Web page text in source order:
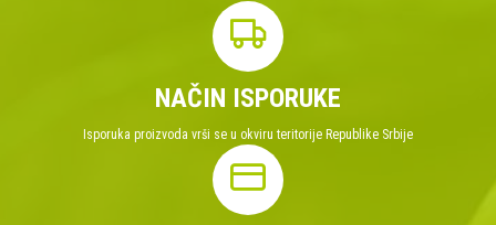
NAČIN ISPORUKE
Isporuka proizvoda vrši se u okviru teritorije Republike Srbije